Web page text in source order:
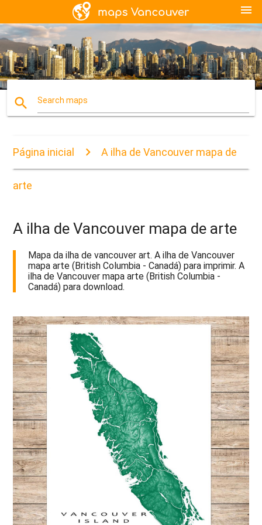
menu
search Search maps
Página inicial A ilha de Vancouver mapa de
arte
A ilha de Vancouver mapa de arte
Mapa da ilha de vancouver art. A ilha de Vancouver
mapa arte (British Columbia - Canadá) para imprimir. A
ilha de Vancouver mapa arte (British Columbia -
Canadá) para download.